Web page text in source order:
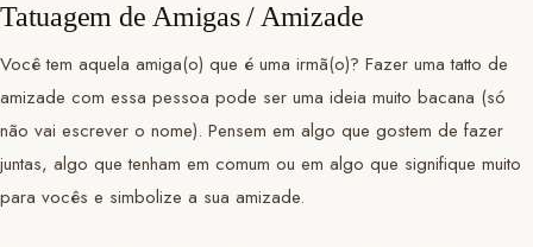
Tatuagem de Amigas / Amizade
Você tem aquela amiga(o) que é uma irmã(o)? Fazer uma tatto de
amizade com essa pessoa pode ser uma ideia muito bacana (só
não vai escrever o nome). Pensem em algo que gostem de fazer
juntas, algo que tenham em comum ou em algo que signifique muito
para vocês e simbolize a sua amizade.